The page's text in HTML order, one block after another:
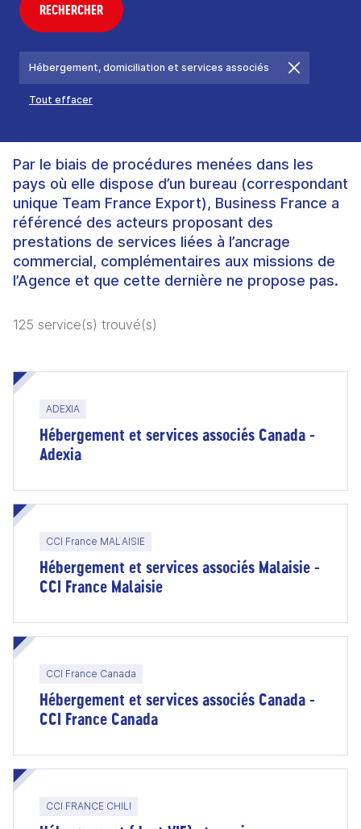
RECHERCHER
Hébergement, domiciliation et services associés
Tout effacer
Par le biais de procédures menées dans les
pays où elle dispose d’un bureau (correspondant
unique Team France Export), Business France a
référencé des acteurs proposant des
prestations de services liées à l’ancrage
commercial, complémentaires aux missions de
l’Agence et que cette dernière ne propose pas.
125 service(s) trouvé(s)
ADEXIA
Hébergement et services associés Canada -
Adexia
CCI France MALAISIE
Hébergement et services associés Malaisie -
CCI France Malaisie
CCI France Canada
Hébergement et services associés Canada -
CCI France Canada
CCI FRANCE CHILI